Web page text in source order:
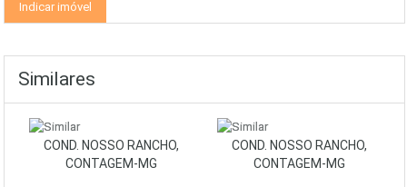
Similares
COND. NOSSO RANCHO,
CONTAGEM-MG
COND. NOSSO RANCHO,
CONTAGEM-MG